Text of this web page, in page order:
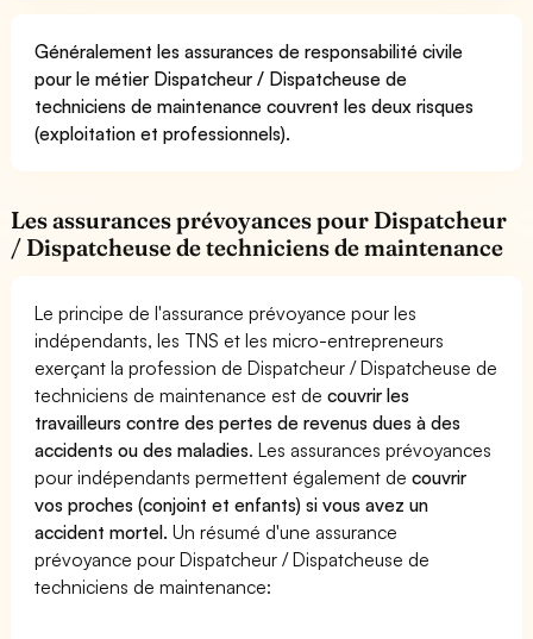
Généralement les assurances de responsabilité civile
pour le métier Dispatcheur / Dispatcheuse de
techniciens de maintenance couvrent les deux risques
(exploitation et professionnels).
Les assurances prévoyances pour Dispatcheur
/ Dispatcheuse de techniciens de maintenance
Le principe de l'assurance prévoyance pour les
indépendants, les TNS et les micro-entrepreneurs
exerçant la profession de Dispatcheur / Dispatcheuse de
techniciens de maintenance est decouvrir les
travailleurs contre des pertes de revenus dues à des
accidents ou des maladies. Les assurances prévoyances
pour indépendants permettent également decouvrir
vos proches (conjoint et enfants) si vous avez un
accident mortel. Un résumé d'une assurance
prévoyance pour Dispatcheur / Dispatcheuse de
techniciens de maintenance: